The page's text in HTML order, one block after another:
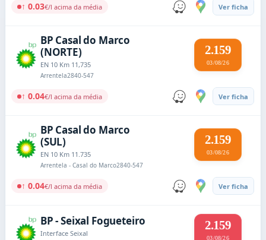
↑ 0.03€/l acima da média Ver ficha
BP Casal do Marco
(NORTE)
EN 10 Km 11,735
Arrentela2840-547
2.159
03/08/26
↑ 0.04€/l acima da média Ver ficha
BP Casal do Marco
(SUL)
EN 10 Km 11.735
Arrentela - Casal do Marco2840-547
2.159
03/08/26
↑ 0.04€/l acima da média Ver ficha
BP - Seixal Fogueteiro
Interface Seixal
2.159
03/08/26